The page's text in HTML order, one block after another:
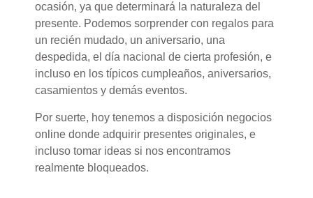
ocasión, ya que determinará la naturaleza del
presente. Podemos sorprender con regalos para
un recién mudado, un aniversario, una
despedida, el día nacional de cierta profesión, e
incluso en los típicos cumpleaños, aniversarios,
casamientos y demás eventos.
Por suerte, hoy tenemos a disposición negocios
online donde adquirir presentes originales, e
incluso tomar ideas si nos encontramos
realmente bloqueados.